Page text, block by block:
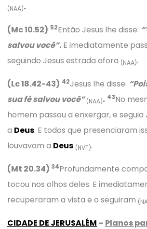
(NAA).
(Mc 10.52) 52Então Jesus lhe disse:
salvou você”.E imediatamente
seguindo Jesus estrada afora (NAA).
(Lc 18.42-43) 42Jesus lhe disse:
sua fé salvou você”(NAA). 43No
homem passou a enxergar, e seguia
a Deus. E todos que presenciaram
louvavam a Deus (NVT).
(Mt 20.34) 34Profundamente
tocou nos olhos deles. E
recuperaram a vista e o seguiram
CIDADE DE JERUSALÉM – Planos